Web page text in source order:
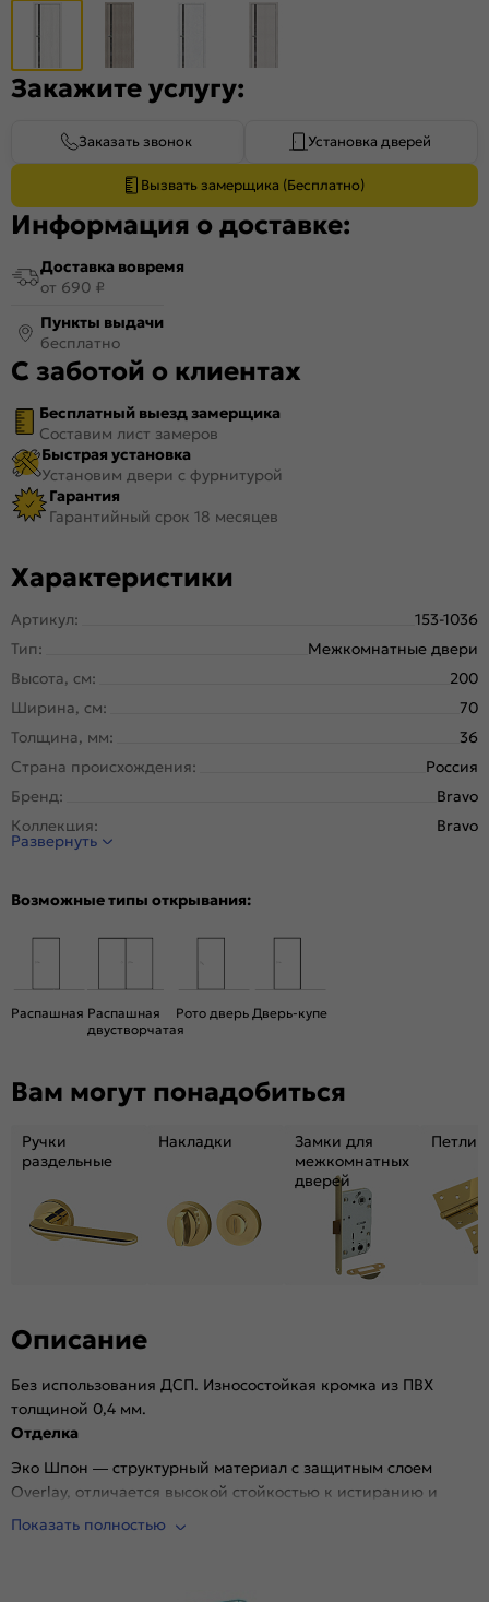
Закажите услугу:
Заказать звонок Установка дверей
Вызвать замерщика (Бесплатно)
Информация о доставке:
Доставка вовремя
от 690 ₽
Пункты выдачи
бесплатно
С заботой о клиентах
Бесплатный выезд замерщика
Составим лист замеров
Быстрая установка
Установим двери с фурнитурой
Гарантия
Гарантийный срок 18 месяцев
Характеристики
Артикул:
153-1036
Тип:
Межкомнатные двери
Высота, см:
200
Ширина, см:
70
Толщина, мм:
36
Страна происхождения:
Россия
Бренд:
Bravo
Коллекция:
Bravo
Стиль:
Конструкция двери:
Общий цвет:
Кромка:
Репродукция натуральных материалов
Уровень шумоизоляции:
Средний ( 26-31 дБ)
Подходит под двухстворчатый проём:
Да
Гарантия (лет):
1.6
MDF, жесткий сотовый наполнитель.
Развернуть
Возможные типы открывания:
Распашная Распашная
двустворчатая
Рото дверь Дверь-купе
Вам могут понадобиться
Ручки
раздельные
Накладки
Замки для
межкомнатных
дверей
Петли
Описание
Без использования ДСП. Износостойкая кромка из ПВХ
толщиной 0,4 мм.
Отделка
Эко Шпон — структурный материал с защитным слоем
Overlay, отличается высокой стойкостью к истиранию и
механическим повреждениям в сравнении со схожими
Показать полностью